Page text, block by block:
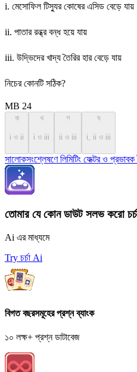
i. মেসোফিল টিস্যুর কোষের এসিড বেড়ে যায়
ii. পাতার রন্ধ্র বন্ধ হয়ে যায়
iii. উদ্ভিদের খাদ্য তৈরির হার বেড়ে যায়
নিচের কোনটি সঠিক?
MB 24
ক
i ও ii
খ
i ও iii
গ
ii ও iii
ঘ
i, ii ও iii
সালোকসংশ্লেষণে লিমিটিং ফেক্টর ও প্রভাবক
তোমার যে কোন ডাউট সলভ করো
Ai এর মাধ্যমে
Try চর্চা Ai
বিগত বছরসমূহের প্রশ্ন ব্যাংক
১০ লক্ষ+ প্রশ্ন ডাটাবেজ